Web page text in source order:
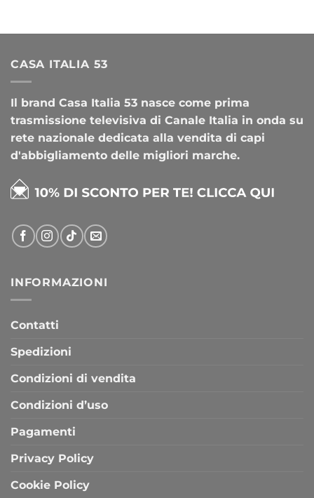
CASA ITALIA 53
Il brand Casa Italia 53 nasce come prima
trasmissione televisiva di Canale Italia in onda su
rete nazionale dedicata alla vendita di capi
d'abbigliamento delle migliori marche.
INFORMAZIONI
Contatti
Spedizioni
Condizioni di vendita
Condizioni d’uso
Pagamenti
Privacy Policy
Cookie Policy